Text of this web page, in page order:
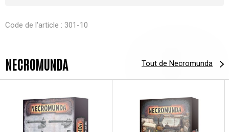
Code de l'article : 301-10
NECROMUNDA Tout de Necromunda